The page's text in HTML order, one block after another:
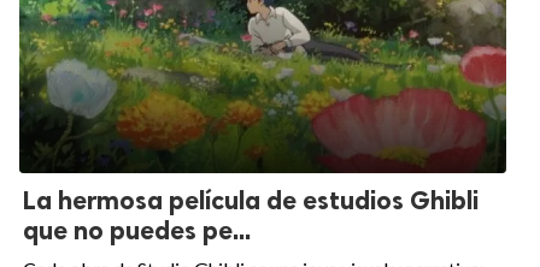
La hermosa película de estudios Ghibli
que no puedes pe...